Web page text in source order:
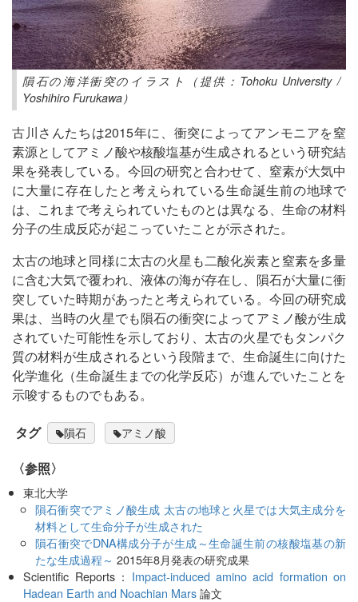
隕石の海洋衝突のイラスト（提供：Tohoku University /
Yoshihiro Furukawa）
古川さんたちは2015年に、衝突によってアンモニアを窒
素源としてアミノ酸や核酸塩基が生成されるという研究結
果を発表している。今回の研究と合わせて、窒素が大気中
に大量に存在したと考えられている生命誕生前の地球で
は、これまで考えられていたものとは異なる、生命の材料
分子の生成反応が起こっていたことが示された。
太古の地球と同様に太古の火星も二酸化炭素と窒素を多量
に含む大気で覆われ、液体の海が存在し、隕石が大量に衝
突していた時期があったと考えられている。今回の研究成
果は、当時の火星でも隕石の衝突によってアミノ酸が生成
されていた可能性を示しており、太古の火星でもタンパク
質の材料が生成されるという段階まで、生命誕生に向けた
化学進化（生命誕生までの化学反応）が進んでいたことを
示唆するものでもある。
タグ 隕石 アミノ酸
〈参照〉
東北大学
隕石衝突でアミノ酸生成 太古の地球と火星では大気主成分を
材料として生命分子が生成された
隕石衝突でDNA構成分子が生成～生命誕生前の核酸塩基の新
たな生成過程～ 2015年8月発表の研究成果
Scientific Reports： Impact-induced amino acid formation on
Hadean Earth and Noachian Mars論文